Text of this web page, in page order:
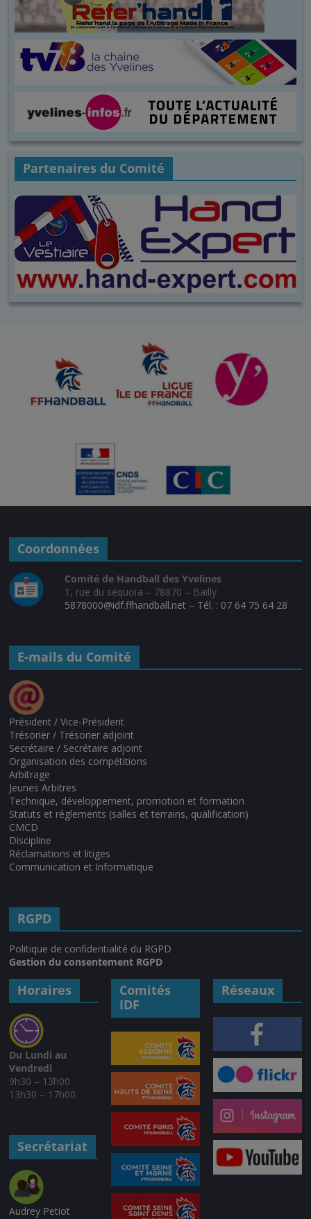
Partenaires du Comité
Coordonnées
Comité de Handball des Yvelines
1, rue du séquoïa – 78870 – Bailly
5878000@idf.ffhandball.net – Tél. : 07 64 75 64 28
E-mails du Comité
Président / Vice-Président
Trésorier / Trésorier adjoint
Secrétaire / Secrétaire adjoint
Organisation des compétitions
Arbitrage
Jeunes Arbitres
Technique, développement, promotion et formation
Statuts et réglements (salles et terrains, qualification)
CMCD
Discipline
Réclamations et litiges
Communication et Informatique
RGPD
Politique de confidentialité du RGPD
Gestion du consentement RGPD
Horaires
Du Lundi au
Vendredi
9h30 – 13h00
13h30 – 17h00
Secrétariat
Audrey Petiot
Comités
IDF
Réseaux